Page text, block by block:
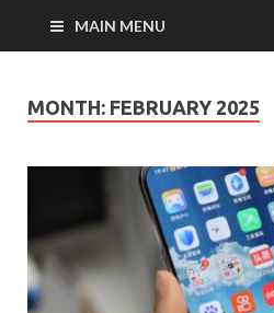
MAIN MENU
MONTH: FEBRUARY 2025